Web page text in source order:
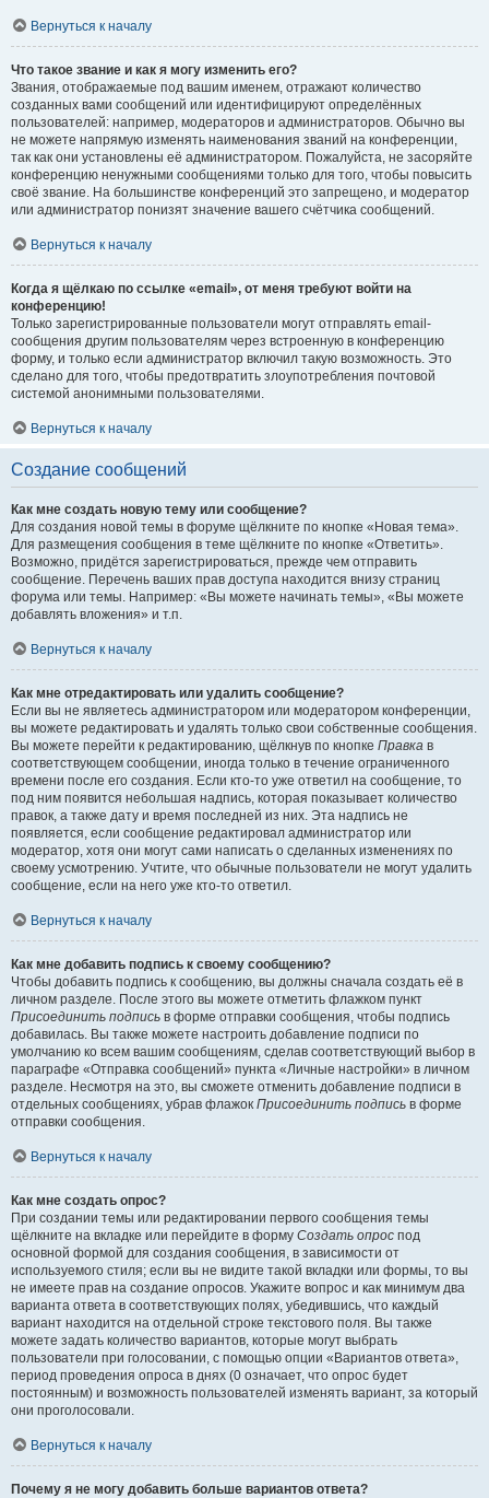
Вернуться к началу
Что такое звание и как я могу изменить его?
Звания, отображаемые под вашим именем, отражают количество
созданных вами сообщений или идентифицируют определённых
пользователей: например, модераторов и администраторов. Обычно вы
не можете напрямую изменять наименования званий на конференции,
так как они установлены её администратором. Пожалуйста, не засоряйте
конференцию ненужными сообщениями только для того, чтобы повысить
своё звание. На большинстве конференций это запрещено, и модератор
или администратор понизят значение вашего счётчика сообщений.
Вернуться к началу
Когда я щёлкаю по ссылке «email», от меня требуют войти на
конференцию!
Только зарегистрированные пользователи могут отправлять email-
сообщения другим пользователям через встроенную в конференцию
форму, и только если администратор включил такую возможность. Это
сделано для того, чтобы предотвратить злоупотребления почтовой
системой анонимными пользователями.
Вернуться к началу
Создание сообщений
Как мне создать новую тему или сообщение?
Для создания новой темы в форуме щёлкните по кнопке «Новая тема».
Для размещения сообщения в теме щёлкните по кнопке «Ответить».
Возможно, придётся зарегистрироваться, прежде чем отправить
сообщение. Перечень ваших прав доступа находится внизу страниц
форума или темы. Например: «Вы можете начинать темы», «Вы можете
добавлять вложения» и т.п.
Вернуться к началу
Как мне отредактировать или удалить сообщение?
Если вы не являетесь администратором или модератором конференции,
вы можете редактировать и удалять только свои собственные сообщения.
Вы можете перейти к редактированию, щёлкнув по кнопке Правка в
соответствующем сообщении, иногда только в течение ограниченного
времени после его создания. Если кто-то уже ответил на сообщение, то
под ним появится небольшая надпись, которая показывает количество
правок, а также дату и время последней из них. Эта надпись не
появляется, если сообщение редактировал администратор или
модератор, хотя они могут сами написать о сделанных изменениях по
своему усмотрению. Учтите, что обычные пользователи не могут удалить
сообщение, если на него уже кто-то ответил.
Вернуться к началу
Как мне добавить подпись к своему сообщению?
Чтобы добавить подпись к сообщению, вы должны сначала создать её в
личном разделе. После этого вы можете отметить флажком пункт
Присоединить подпись в форме отправки сообщения, чтобы подпись
добавилась. Вы также можете настроить добавление подписи по
умолчанию ко всем вашим сообщениям, сделав соответствующий выбор в
параграфе «Отправка сообщений» пункта «Личные настройки» в личном
разделе. Несмотря на это, вы сможете отменить добавление подписи в
отдельных сообщениях, убрав флажок Присоединить подпись в форме
отправки сообщения.
Вернуться к началу
Как мне создать опрос?
При создании темы или редактировании первого сообщения темы
щёлкните на вкладке или перейдите в форму Создать опрос под
основной формой для создания сообщения, в зависимости от
используемого стиля; если вы не видите такой вкладки или формы, то вы
не имеете прав на создание опросов. Укажите вопрос и как минимум два
варианта ответа в соответствующих полях, убедившись, что каждый
вариант находится на отдельной строке текстового поля. Вы также
можете задать количество вариантов, которые могут выбрать
пользователи при голосовании, с помощью опции «Вариантов ответа»,
период проведения опроса в днях (0 означает, что опрос будет
постоянным) и возможность пользователей изменять вариант, за который
они проголосовали.
Вернуться к началу
Почему я не могу добавить больше вариантов ответа?